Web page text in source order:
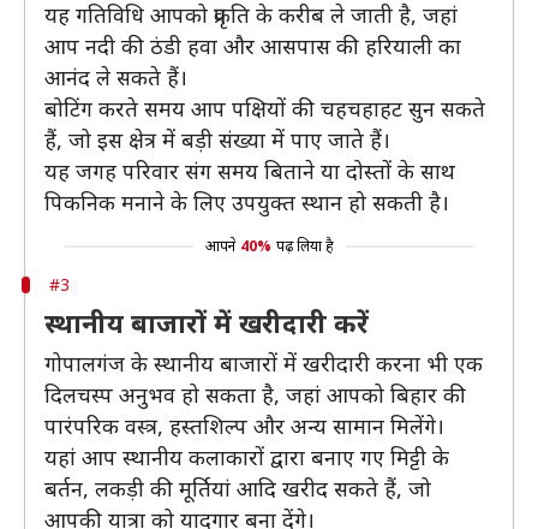
यह गतिविधि आपको प्रकृति के करीब ले जाती है, जहां
आप नदी की ठंडी हवा और आसपास की हरियाली का
आनंद ले सकते हैं।
बोटिंग करते समय आप पक्षियों की चहचहाहट सुन सकते
हैं, जो इस क्षेत्र में बड़ी संख्या में पाए जाते हैं।
यह जगह परिवार संग समय बिताने या दोस्तों के साथ
पिकनिक मनाने के लिए उपयुक्त स्थान हो सकती है।
आपने 40% पढ़ लिया है
#3
स्थानीय बाजारों में खरीदारी करें
गोपालगंज के स्थानीय बाजारों में खरीदारी करना भी एक
दिलचस्प अनुभव हो सकता है, जहां आपको बिहार की
पारंपरिक वस्त्र, हस्तशिल्प और अन्य सामान मिलेंगे।
यहां आप स्थानीय कलाकारों द्वारा बनाए गए मिट्टी के
बर्तन, लकड़ी की मूर्तियां आदि खरीद सकते हैं, जो
आपकी यात्रा को यादगार बना देंगे।